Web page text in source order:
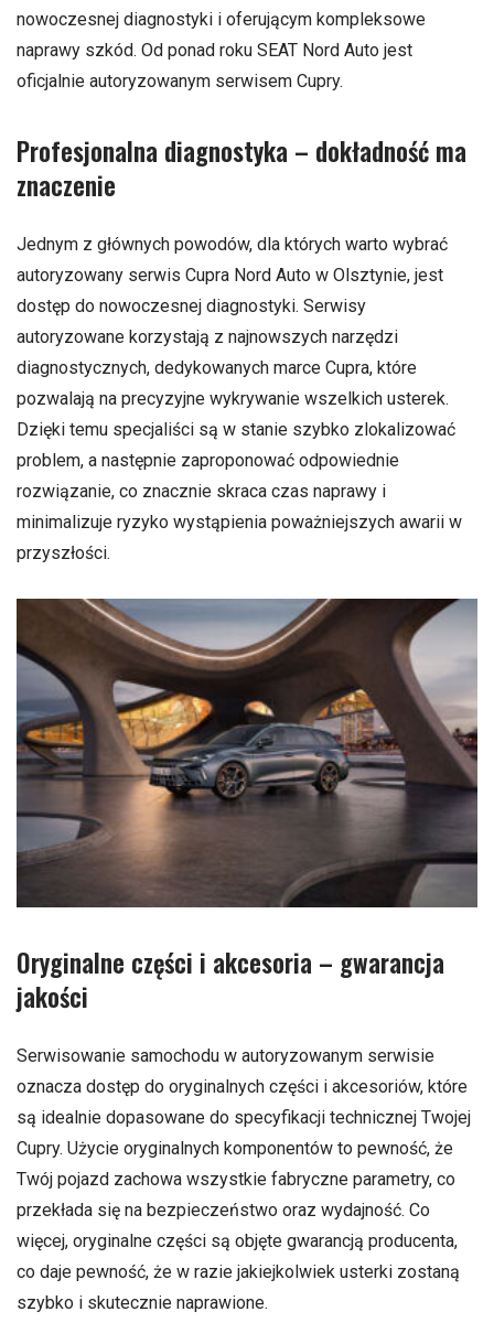
nowoczesnej diagnostyki i oferującym kompleksowe
naprawy szkód. Od ponad roku SEAT Nord Auto jest
oficjalnie autoryzowanym serwisem Cupry.
Profesjonalna diagnostyka – dokładność ma
znaczenie
Jednym z głównych powodów, dla których warto wybrać
autoryzowany serwis Cupra Nord Auto w Olsztynie, jest
dostęp do nowoczesnej diagnostyki. Serwisy
autoryzowane korzystają z najnowszych narzędzi
diagnostycznych, dedykowanych marce Cupra, które
pozwalają na precyzyjne wykrywanie wszelkich usterek.
Dzięki temu specjaliści są w stanie szybko zlokalizować
problem, a następnie zaproponować odpowiednie
rozwiązanie, co znacznie skraca czas naprawy i
minimalizuje ryzyko wystąpienia poważniejszych awarii w
przyszłości.
Oryginalne części i akcesoria – gwarancja
jakości
Serwisowanie samochodu w autoryzowanym serwisie
oznacza dostęp do oryginalnych części i akcesoriów, które
są idealnie dopasowane do specyfikacji technicznej Twojej
Cupry. Użycie oryginalnych komponentów to pewność, że
Twój pojazd zachowa wszystkie fabryczne parametry, co
przekłada się na bezpieczeństwo oraz wydajność. Co
więcej, oryginalne części są objęte gwarancją producenta,
co daje pewność, że w razie jakiejkolwiek usterki zostaną
szybko i skutecznie naprawione.